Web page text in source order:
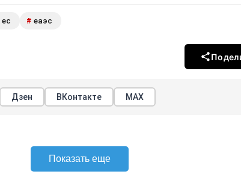
ес # еаэс
Дзен ВКонтакте МАХ
Показать еще